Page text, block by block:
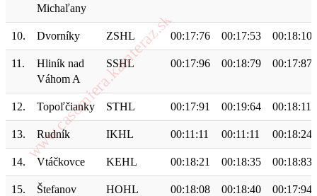
Michaľany
10. Dvorníky ZSHL 00:17:76 00:17:53 00:18:10
11.
Hliník nad
Váhom A
SSHL 00:17:96 00:18:79 00:17:87
12. Topoľčianky STHL 00:17:91 00:19:64 00:18:11
13. Rudník IKHL 00:11:11 00:11:11 00:18:24
14. Vtáčkovce KEHL 00:18:21 00:18:35 00:18:83
15.
Štefanov
HOHL 00:18:08 00:18:40 00:17:94